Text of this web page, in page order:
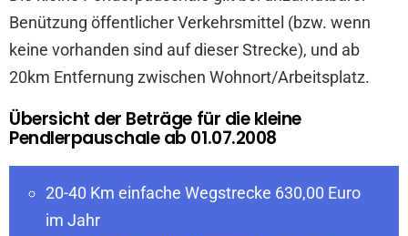
Benützung öffentlicher Verkehrsmittel (bzw. wenn
keine vorhanden sind auf dieser Strecke), und ab
20km Entfernung zwischen Wohnort/Arbeitsplatz.
Übersicht der Beträge für die kleine
Pendlerpauschale ab 01.07.2008
20-40 Km einfache Wegstrecke 630,00 Euro
im Jahr